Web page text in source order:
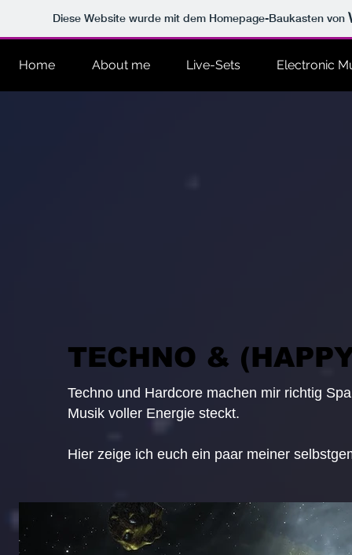
Diese Website wurde mit dem Homepage-Baukasten von
Home About me Live-Sets Electronic
TECHNO &
Techno und Hardcore machen mir richtig
Musik voller Energie steckt.
Hier zeige ich euch ein paar meiner